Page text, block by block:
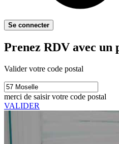
Se connecter
Prenez RDV avec un
Valider votre code postal
merci de saisir votre code postal
VALIDER